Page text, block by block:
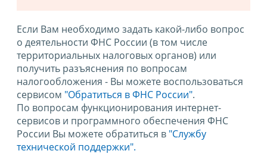
Если Вам необходимо задать какой-либо вопрос
о деятельности ФНС России (в том числе
территориальных налоговых органов) или
получить разъяснения по вопросам
налогообложения - Вы можете воспользоваться
сервисом "Обратиться в ФНС России".
По вопросам функционирования интернет-
сервисов и программного обеспечения ФНС
России Вы можете обратиться в "Службу
технической поддержки".